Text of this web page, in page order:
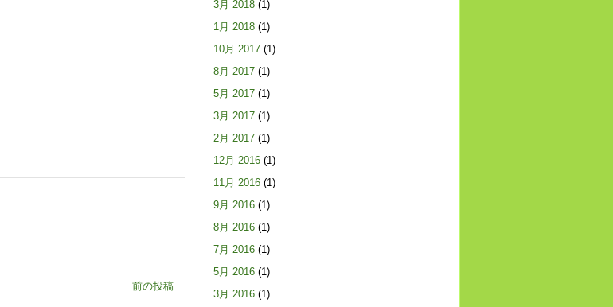
前の投稿
3月 2018 (1)
1月 2018 (1)
10月 2017 (1)
8月 2017 (1)
5月 2017 (1)
3月 2017 (1)
2月 2017 (1)
12月 2016 (1)
11月 2016 (1)
9月 2016 (1)
8月 2016 (1)
7月 2016 (1)
5月 2016 (1)
3月 2016 (1)